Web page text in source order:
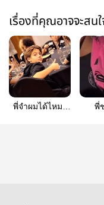
เรื่องที่คุณอาจจะสน
พี่จำผมได้ไหม |
พี่